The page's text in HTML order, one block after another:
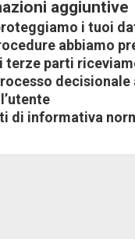
aggiuntive
i tuoi
abbiamo
terze parti
di informativa